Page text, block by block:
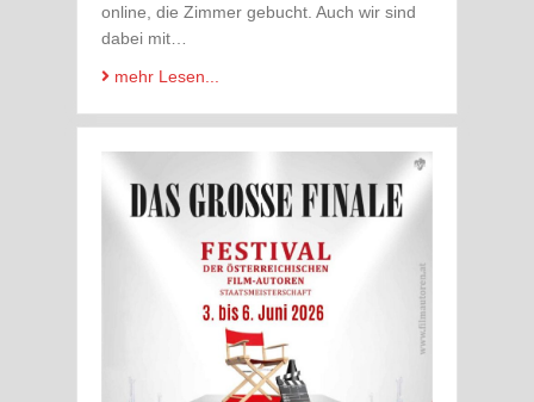
online, die Zimmer gebucht. Auch wir sind
dabei mit…
mehr Lesen...